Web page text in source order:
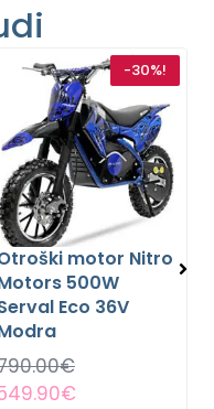
-30%!
motor Nitro
500W
Eco 36V
€
€